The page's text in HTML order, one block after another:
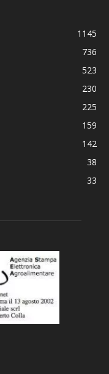
1145
736
523
230
225
159
142
38
33